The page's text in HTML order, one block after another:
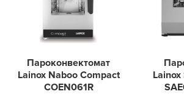
Пароконвектомат
Lainox Naboo Compact
COEN061R